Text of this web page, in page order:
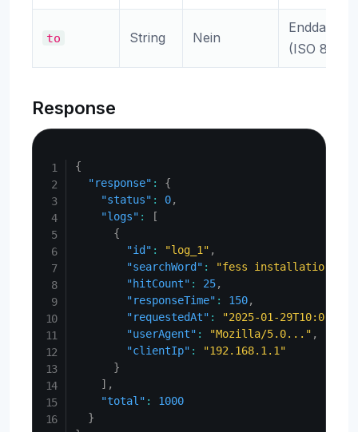
to String Nein
Enddatum
(ISO 8601)
Response
{
"response" :
{
"status" : 0,
"logs" :
[
{
"id" : "log_1" ,
"searchWord" : "fess installation"
"hitCount" : 25,
"responseTime" : 150,
"requestedAt" :
"2025-01-
"userAgent" : "Mozilla/5.0..." ,
"clientIp" :
"192.168.1.1"
}
] ,
"total" :
1000
}